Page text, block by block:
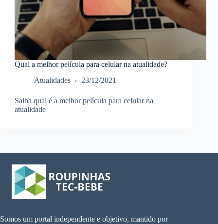
Qual a melhor película para celular na atualidade?
Atualidades
23/12/2021
Saiba qual é a melhor película para celular na
atualidade
Somos um portal independente e objetivo, mantido por